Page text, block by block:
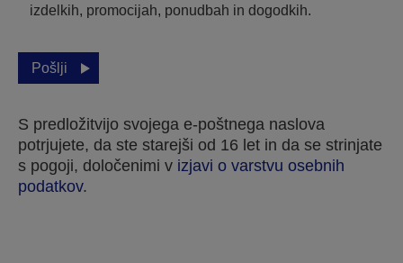
izdelkih, promocijah, ponudbah in dogodkih.
Pošlji
S predložitvijo svojega e-poštnega naslova
potrjujete, da ste starejši od 16 let in da se strinjate
s pogoji, določenimi v izjavi o varstvu osebnih
podatkov.